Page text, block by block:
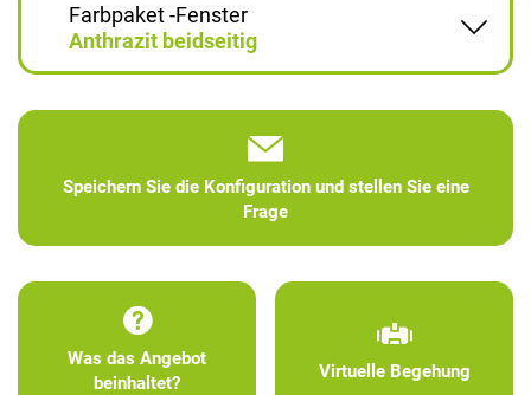
Farbpaket -Fenster
Anthrazit beidseitig
Speichern Sie die Konfiguration und stellen Sie eine
Frage
Was das Angebot
beinhaltet?
Virtuelle Begehung